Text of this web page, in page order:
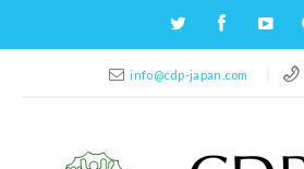
info@cdp-japan.com